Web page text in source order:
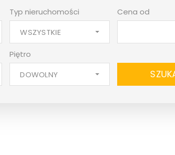
Typ nieruchomości
WSZYSTKIE
Cena od
Piętro
DOWOLNY